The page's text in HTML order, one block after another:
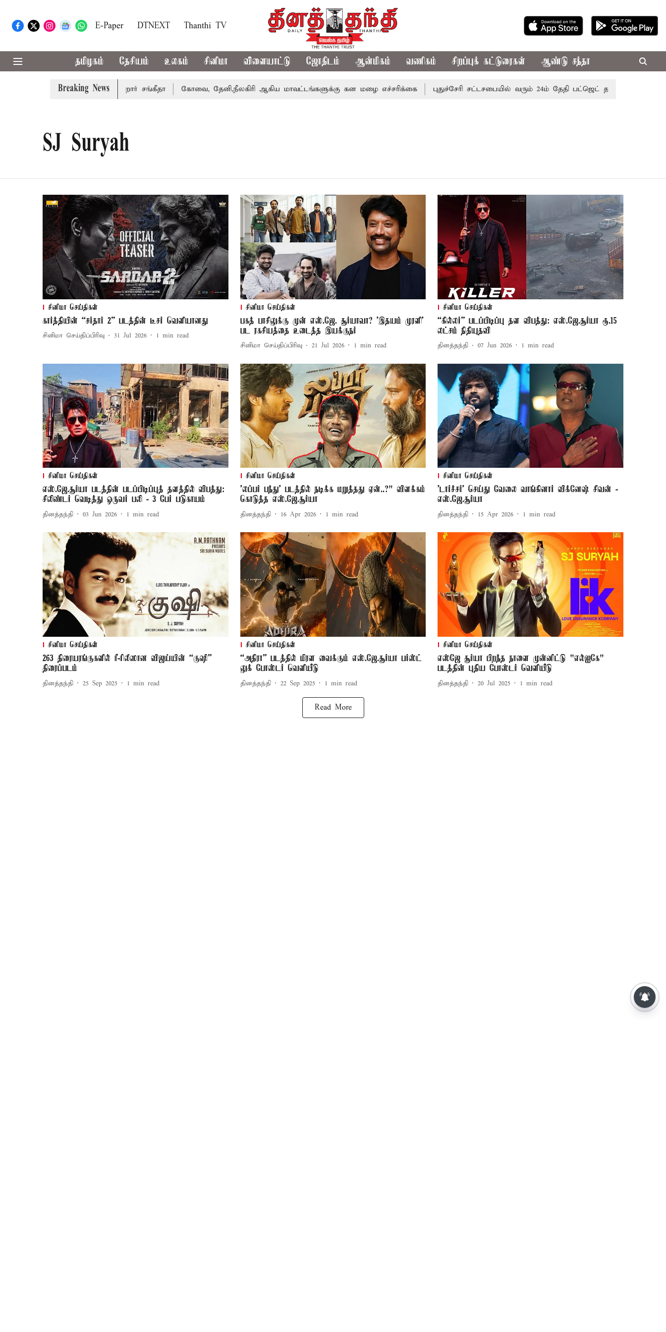
E-Paper DTNEXT Thanthi TV
தமிழகம் தேசியம் உலகம் சினிமா விளையாட்டு ஜோதிடம் ஆன்மிகம் வணிகம் சிறப்புக் கட்டுரைகள் ஆண்டு சந்தா
Breaking News
வழக்கை வாபஸ் பெற்றார் சங்கீதா கோவை, தேனி,நீலகிரி ஆகிய மாவட்டங்களுக்கு கன மழை எச்சரிக்கை புதுச்சேரி சட்டசபையில் வரும் 24ம் தேதி பட்ஜெட் தாக்கல் செய்கிறார்
SJ Suryah
சினிமா செய்திகள்
கார்த்தியின் “சர்தார் 2” படத்தின் டீசர் வெளியானது
சினிமா செய்திப்பிரிவு 31 Jul 2026 1 min read
சினிமா செய்திகள்
பகத் பாசிலுக்கு முன் எஸ்.ஜே. சூர்யாவா? 'இதயம் முரளி'
பட ரகசியத்தை உடைத்த இயக்குநர்
சினிமா செய்திப்பிரிவு 21 Jul 2026 1 min read
சினிமா செய்திகள்
“கில்லர்” படப்பிடிப்பு தள விபத்து: எஸ்.ஜே.சூர்யா ரூ.15
லட்சம் நிதியுதவி
தினத்தந்தி 07 Jun 2026 1 min read
சினிமா செய்திகள்
எஸ்.ஜே.சூர்யா படத்தின் படப்பிடிப்புத் தளத்தில் விபத்து:
சிலிண்டர் வெடித்து ஒருவர் பலி - 3 பேர் படுகாயம்
தினத்தந்தி 03 Jun 2026 1 min read
சினிமா செய்திகள்
'லப்பர் பந்து' படத்தில் நடிக்க மறுத்தது ஏன்..?" விளக்கம்
கொடுத்த எஸ்.ஜே.சூர்யா
தினத்தந்தி 16 Apr 2026 1 min read
சினிமா செய்திகள்
'டார்ச்சர்' செய்து வேலை வாங்கினார் விக்னேஷ் சிவன் -
எஸ்.ஜே.சூர்யா
தினத்தந்தி 15 Apr 2026 1 min read
சினிமா செய்திகள்
263 திரையரங்குகளில் ரீ-ரிலீஸான விஜய்யின் “குஷி”
திரைப்படம்
தினத்தந்தி 25 Sep 2025 1 min read
சினிமா செய்திகள்
“அதிரா” படத்தில் மிரள வைக்கும் எஸ்.ஜே.சூர்யா பர்ஸ்ட்
லுக் போஸ்டர் வெளியீடு
தினத்தந்தி 22 Sep 2025 1 min read
சினிமா செய்திகள்
எஸ்ஜே சூர்யா பிறந்த நாளை முன்னிட்டு "எல்ஐகே"
படத்தின் புதிய போஸ்டர் வெளியீடு
தினத்தந்தி 20 Jul 2025 1 min read
Read More